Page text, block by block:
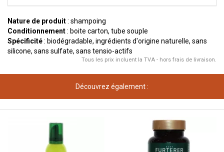
Nature de produit: shampoing
Conditionnement: boite carton, tube souple
Spécificité: biodégradable, ingrédients d'origine naturelle, sans
silicone, sans sulfate, sans tensio-actifs
Tous les prix incluent la TVA - hors frais de livraison.
Découvrez également :